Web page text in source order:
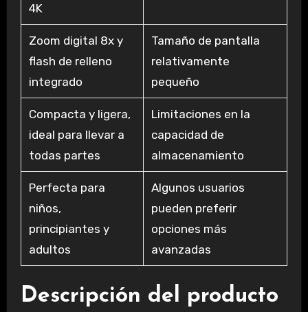
4K
Zoom digital 8x y
flash de relleno
integrado
Tamaño de pantalla
relativamente
pequeño
Compacta y ligera,
ideal para llevar a
todas partes
Limitaciones en la
capacidad de
almacenamiento
Perfecta para
niños,
principiantes y
adultos
Algunos usuarios
pueden preferir
opciones más
avanzadas
Descripción del producto